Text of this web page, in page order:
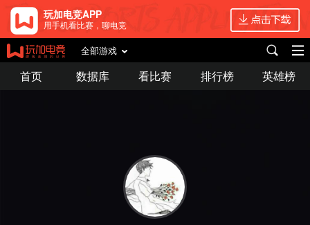
玩加电竞APP
用手机看比赛，聊电竞
全部游戏
首页 数据库 看比赛 排行榜 英雄榜